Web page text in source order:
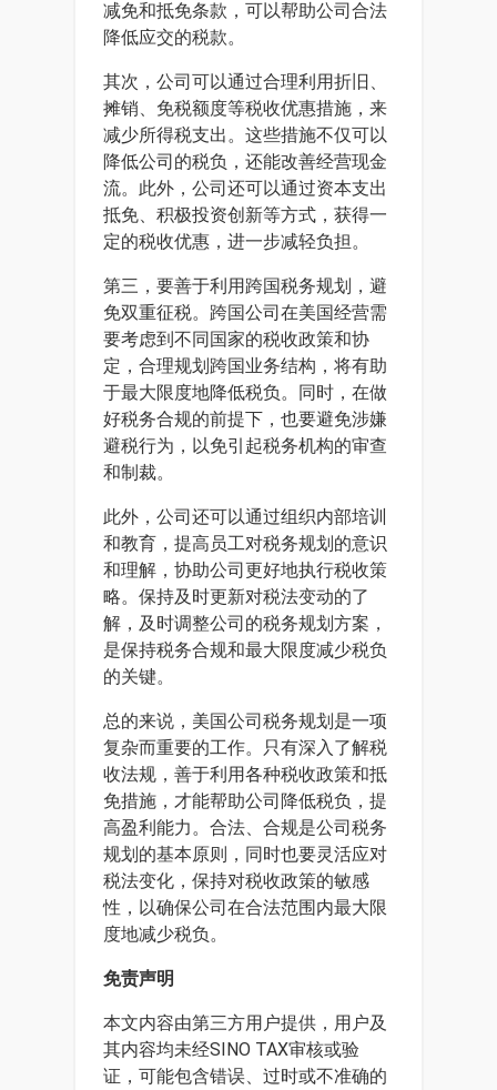
减免和抵免条款，可以帮助公司合法
降低应交的税款。
其次，公司可以通过合理利用折旧、
摊销、免税额度等税收优惠措施，来
减少所得税支出。这些措施不仅可以
降低公司的税负，还能改善经营现金
流。此外，公司还可以通过资本支出
抵免、积极投资创新等方式，获得一
定的税收优惠，进一步减轻负担。
第三，要善于利用跨国税务规划，避
免双重征税。跨国公司在美国经营需
要考虑到不同国家的税收政策和协
定，合理规划跨国业务结构，将有助
于最大限度地降低税负。同时，在做
好税务合规的前提下，也要避免涉嫌
避税行为，以免引起税务机构的审查
和制裁。
此外，公司还可以通过组织内部培训
和教育，提高员工对税务规划的意识
和理解，协助公司更好地执行税收策
略。保持及时更新对税法变动的了
解，及时调整公司的税务规划方案，
是保持税务合规和最大限度减少税负
的关键。
总的来说，美国公司税务规划是一项
复杂而重要的工作。只有深入了解税
收法规，善于利用各种税收政策和抵
免措施，才能帮助公司降低税负，提
高盈利能力。合法、合规是公司税务
规划的基本原则，同时也要灵活应对
税法变化，保持对税收政策的敏感
性，以确保公司在合法范围内最大限
度地减少税负。
免责声明
本文内容由第三方用户提供，用户及
其内容均未经SINO TAX审核或验
证，可能包含错误、过时或不准确的